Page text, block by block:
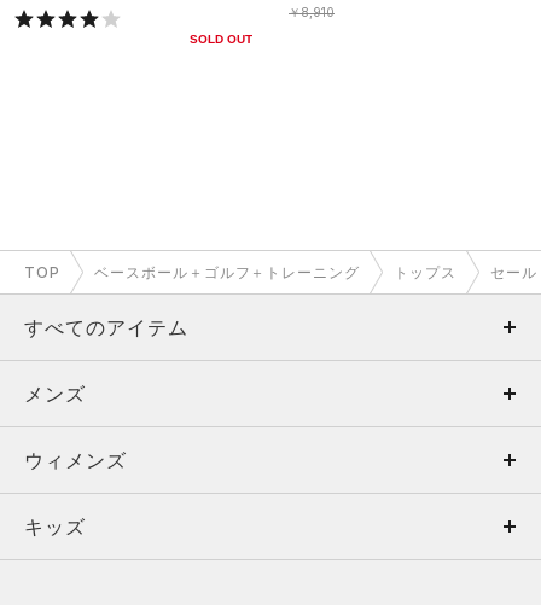
SOLD OUT
￥8,910
TOP ベースボール＋ゴルフ＋トレーニング トップス セール
すべてのアイテム
メンズ
ウィメンズ
キッズ
メンズ
トップス
ボトムス
ウィメンズ
トップス
キッズ